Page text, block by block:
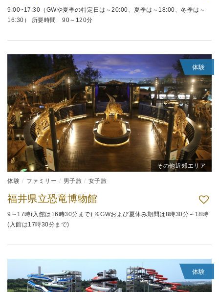
9:00~17:30（GWや夏季の特定日は～20:00、夏季は～18:00、冬季は～
16:30） 所要時間 90～120分
体験
その他近郊エリア
体験 ファミリー 男子旅 女子旅
福井県立恐竜博物館
9～17時(入館は16時30分まで) ※GWおよび夏休み期間は8時30分～18時
(入館は17時30分まで)
体験